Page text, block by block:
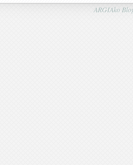
ARGIAko